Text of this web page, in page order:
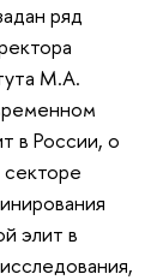
ряд
М.А.
в России, о
элит в